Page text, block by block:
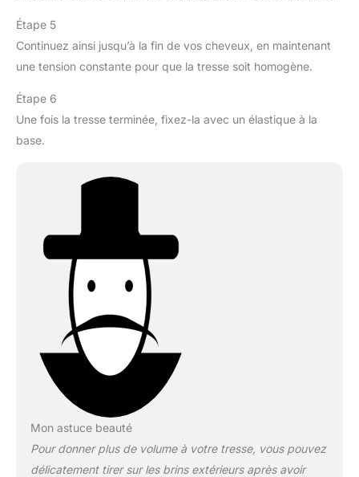
Étape 5
Continuez ainsi jusqu’à la fin de vos cheveux, en maintenant
une tension constante pour que la tresse soit homogène.
Étape 6
Une fois la tresse terminée, fixez-la avec un élastique à la
base.
Mon astuce beauté
Pour donner plus de volume à votre tresse, vous pouvez
délicatement tirer sur les brins extérieurs après avoir